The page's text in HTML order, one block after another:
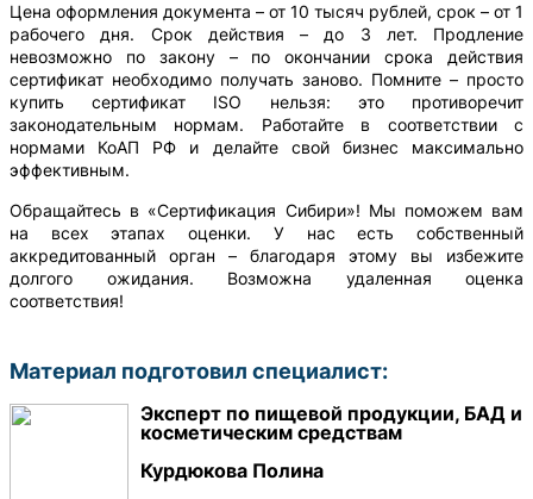
Цена оформления документа – от 10 тысяч рублей, срок – от 1
рабочего дня. Срок действия – до 3 лет. Продление
невозможно по закону – по окончании срока действия
сертификат необходимо получать заново. Помните – просто
купить сертификат ISO нельзя: это противоречит
законодательным нормам. Работайте в соответствии с
нормами КоАП РФ и делайте свой бизнес максимально
эффективным.
Обращайтесь в «Сертификация Сибири»! Мы поможем вам
на всех этапах оценки. У нас есть собственный
аккредитованный орган – благодаря этому вы избежите
долгого ожидания. Возможна удаленная оценка
соответствия!
Материал подготовил специалист:
Эксперт по пищевой продукции, БАД и
косметическим средствам
Курдюкова Полина